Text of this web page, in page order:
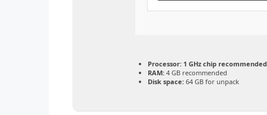
Processor: 1 GHz chip recommended
RAM: 4 GB recommended
Disk space: 64 GB for unpack